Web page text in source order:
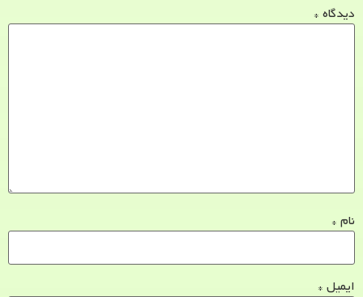
دیدگاه *
نام *
ایمیل *